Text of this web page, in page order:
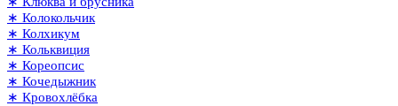
∗ Колокольчик
∗ Колхикум
∗ Кольквиция
∗ Кореопсис
∗ Кочедыжник
∗ Кровохлёбка